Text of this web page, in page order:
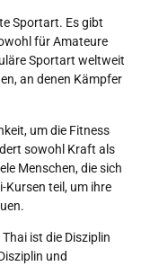
Sportart. Es gibt
für Amateure
Sportart weltweit
an denen Kämpfer
um die Fitness
sowohl Kraft als
Menschen, die sich
Kursen teil, um ihre
ist die Disziplin
und